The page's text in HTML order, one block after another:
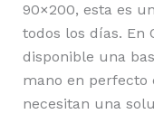
90×200, esta es
todos los días. En
disponible una
mano en perfecto
necesitan una